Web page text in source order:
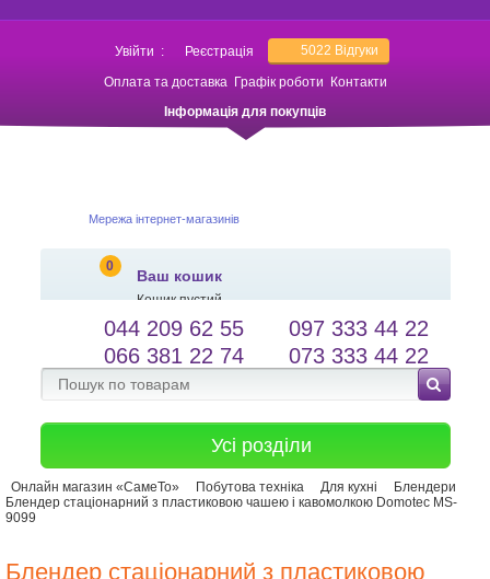
Увійти : Реєстрація 5022 Відгуки
Оплата та доставка Графік роботи
Контакти
Інформація для покупців
Мережа інтернет-магазинів
0
Ваш кошик
Кошик пустий
salessameto@gmail.com
Зворотній зв'язок
Мова сайту
044 209 62 55
097 333 44 22
066 381 22 74
073 333 44 22
Усі розділи
Онлайн магазин «СамеТо» Побутова техніка Для кухні
Блендери
Блендер стаціонарний з пластиковою чашею і кавомолкою Domotec MS-
9099
Блендер стаціонарний з пластиковою